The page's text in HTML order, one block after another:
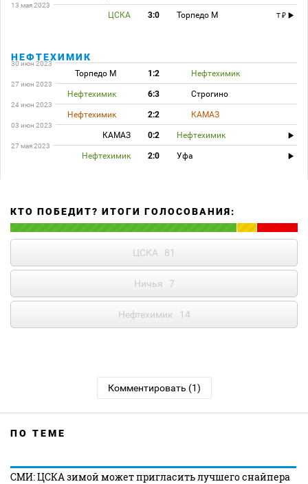
13 мая 2023
ЦСКА 3:0 Торпедо М T
НЕФТЕХИМИК
30 июн 2023
Торпедо М 1:2 Нефтехимик
27 июн 2023
Нефтехимик 6:3 Строгино
24 июн 2023
Нефтехимик 2:2 КАМАЗ
03 июн 2023
КАМАЗ 0:2 Нефтехимик
27 мая 2023
Нефтехимик 2:0 Уфа
КТО ПОБЕДИТ? ИТОГИ ГОЛОСОВАНИЯ:
ЦСКА 81
Ничья 7
Нефтехимик 14
Комментировать (1)
ПО ТЕМЕ
СМИ: ЦСКА зимой может пригласить лучшего снайпера